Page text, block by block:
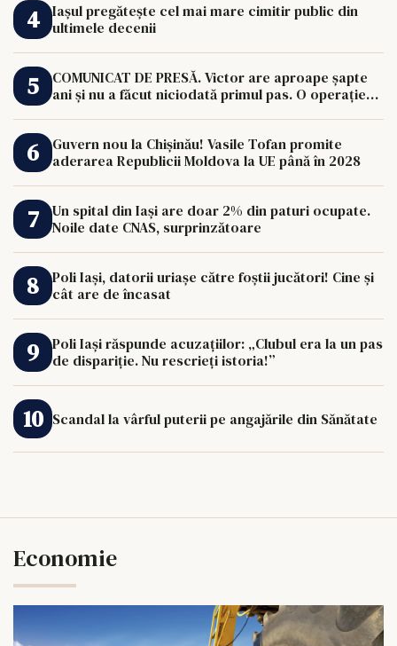
Iașul pregătește cel mai mare cimitir public din
ultimele decenii
COMUNICAT DE PRESĂ. Victor are aproape șapte
ani și nu a făcut niciodată primul pas. O operație
Guvern nou la Chișinău! Vasile Tofan promite
aderarea Republicii Moldova la UE până în 2028
Un spital din Iași are doar 2% din paturi ocupate.
Noile date CNAS, surprinzătoare
Poli Iași, datorii uriașe către foștii jucători! Cine și
cât are de încasat
Poli Iași răspunde acuzațiilor: „Clubul era la un pas
de dispariție. Nu rescrieți istoria!”
Scandal la vârful puterii pe angajările din Sănătate
Economie